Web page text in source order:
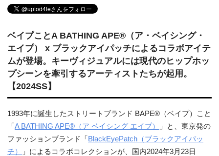
ベイプことA BATHING APE®（ア・ベイシング・
エイプ） x ブラックアイパッチによるコラボアイテ
ムが登場。キーヴィジュアルには現代のヒップホッ
プシーンを牽引するアーティストたちが起用。
【2024SS】
1993年に誕生したストリートブランド BAPE®（ベイプ）こと
「 A BATHING APE®（ア ベイシング エイプ）
」と、東京発の
ファッションブランド「 BlackEyePatch（ブラックアイパッ
チ）
」によるコラボコレクションが、国内2024年3月23日